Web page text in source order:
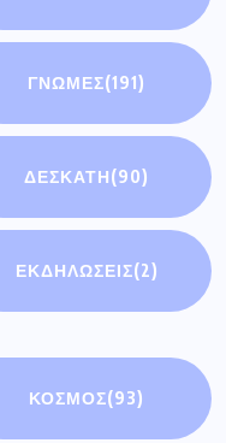
ΓΝΩΜΕΣ(191)
ΔΕΣΚΑΤΗ(90)
ΕΚΔΗΛΩΣΕΙΣ(2)
ΚΟΣΜΟΣ(93)